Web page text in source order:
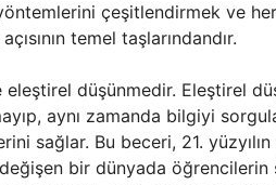
çeşitlendirmek ve
temel taşlarındandır.
eleştirel düşünmedir. Eleştirel
aynı zamanda bilgiyi
sağlar. Bu beceri, 21.
bir dünyada öğrencilerin